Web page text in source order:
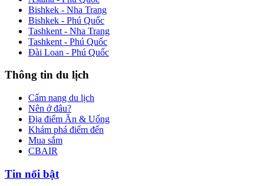
Bishkek - Nha Trang
Bishkek - Phú Quốc
Tashkent - Nha Trang
Tashkent - Phú Quốc
Đài Loan - Phú Quốc
Thông tin du lịch
Cẩm nang du lịch
Nên ở đâu?
Địa điểm Ăn & Uống
Khám phá điểm đến
Mua sắm
CBAIR
Tin nổi bật